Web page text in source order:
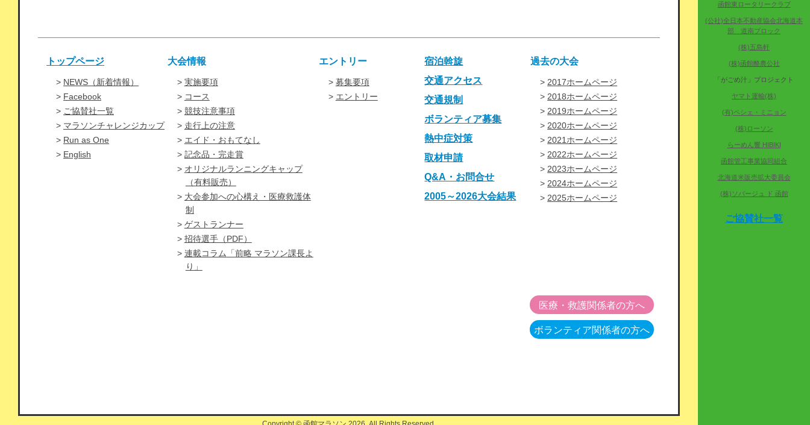
トップページ
NEWS（新着情報）
Facebook
ご協賛社一覧
マラソンチャレンジカップ
Run as One
English
大会情報
実施要項
コース
競技注意事項
走行上の注意
エイド・おもてなし
記念品・完走賞
オリジナルランニングキャップ
（有料販売）
大会参加への心構え・医療救護体
制
ゲストランナー
招待選手（PDF）
連載コラム
「前略 マラソン課長よ
り」
エントリー
募集要項
エントリー
宿泊斡旋
交通アクセス
交通規制
ボランティア募集
熱中症対策
取材申請
Q&A・お問合せ
2005～2026大会結果
過去の大会
2017ホームページ
2018ホームページ
2019ホームページ
2020ホームページ
2021ホームページ
2022ホームページ
2023ホームページ
2024ホームページ
2025ホームページ
医療・救護関係者の方へ
ボランティア関係者の方へ
函館東ロータリークラブ
(公社)全日本不動産協会北海道本
部 道南ブロック
(株)五島軒
(株)函館酪農公社
「がごめ汁」プロジェクト
ヤマト運輸(株)
(有)ペシェ・ミニョン
(株)ローソン
らーめん響 HIBIKI
函館管工事業協同組合
北海道米販売拡大委員会
(株)ソバージュ ド 函館
ご協賛社一覧